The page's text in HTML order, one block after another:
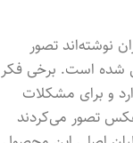
نوشته‌اند تصور
شده است. برخی فکر
و برای مشکلات
تصور می‌کردند